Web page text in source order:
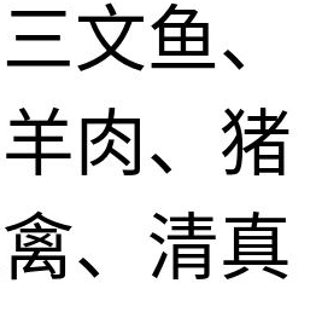
文鱼、
肉、猪
、清真